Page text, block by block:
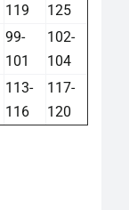
119
125
99-
101
102-
104
113-
116
117-
120